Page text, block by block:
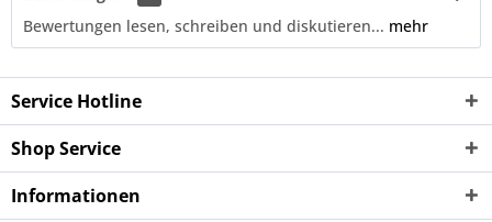
Bewertungen lesen, schreiben und diskutieren... mehr
Service Hotline
Shop Service
Informationen